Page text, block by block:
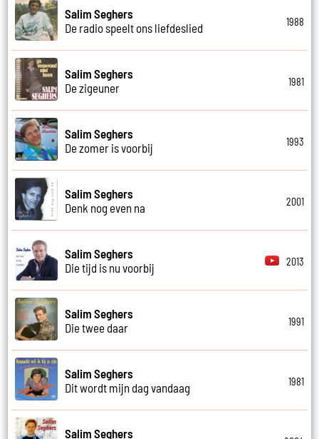
Salim Seghers
De radio speelt ons liefdeslied
1988
Salim Seghers
De zigeuner
1981
Salim Seghers
De zomer is voorbij
1993
Salim Seghers
Denk nog even na
2001
Salim Seghers
Die tijd is nu voorbij
2013
Salim Seghers
Die twee daar
1991
Salim Seghers
Dit wordt mijn dag vandaag
1981
Salim Seghers